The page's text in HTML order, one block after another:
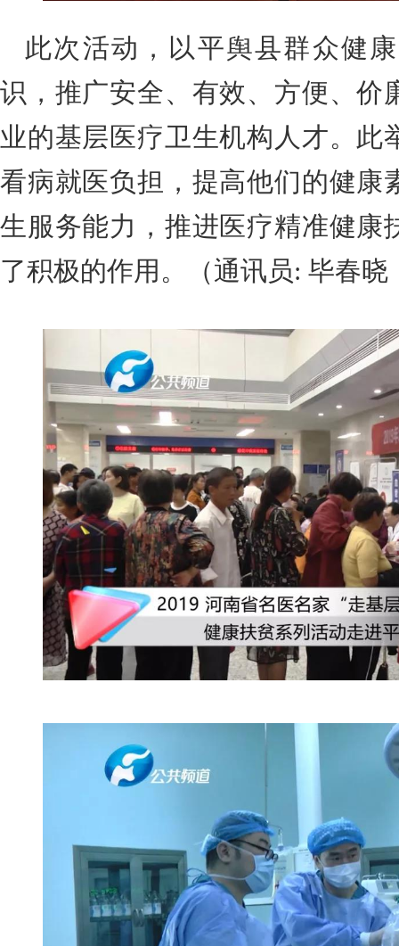
此次活动，以平舆县群众健
识，推广安全、有效、方便、价
业的基层医疗卫生机构人才。此
看病就医负担，提高他们的健康
生服务能力，推进医疗精准健康
了积极的作用。（通讯员: 毕春